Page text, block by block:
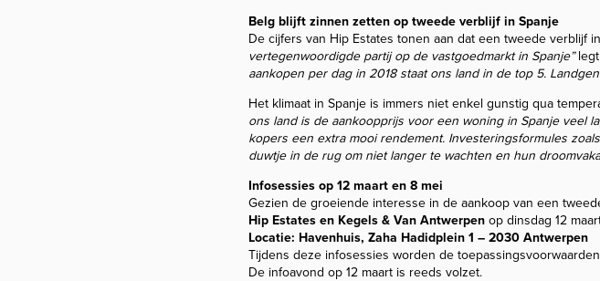
Belg blijft zinnen zetten op tweede verblijf in Spanje
De cijfers van Hip Estates tonen aan dat een tweede verblijf
vertegenwoordigde partij op de vastgoedmarkt in Spanje”legt
aankopen per dag in 2018 staat ons land in de top 5.
Het klimaat in Spanje is immers niet enkel gunstig qua
ons land is de aankoopprijs voor een woning in Spanje veel
kopers een extra mooi rendement. Investeringsformules
duwtje in de rug om niet langer te wachten en hun
Infosessies op 12 maart en 8 mei
Gezien de groeiende interesse in de aankoop van een
Hip Estates en Kegels & Van Antwerpen op dinsdag 12
Locatie: Havenhuis, Zaha Hadidplein 1 – 2030 Antwerpen
Tijdens deze infosessies worden de
De infoavond op 12 maart is reeds volzet.